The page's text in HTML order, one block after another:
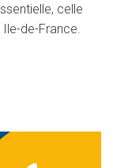
celle
de-France.